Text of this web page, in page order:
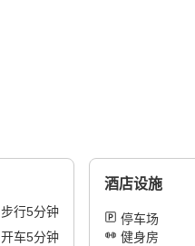
步行5分钟
开车5分钟
酒店设施
停车场
健身房